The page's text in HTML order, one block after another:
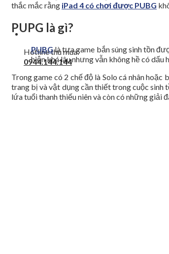
Hotline thu mua:
0944.144.144
thắc mắc rằng iPad 4 có chơi được PUBG
PUPG là gì?
PUBGlà tựa game bắn súng sinh tồn
hiện khá lâu nhưng vẫn không hề có
Trong game có 2 chế độ là Solo cá nhân
trang bị và vật dụng cần thiết trong cuộc sinh
lứa tuổi thanh thiếu niên và còn có những giải